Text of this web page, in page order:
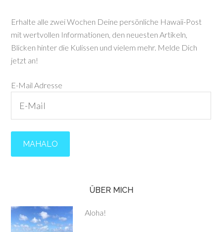
Erhalte alle zwei Wochen Deine persönliche Hawaii-Post
mit wertvollen Informationen, den neuesten Artikeln,
Blicken hinter die Kulissen und vielem mehr. Melde Dich
jetzt an!
E-Mail Adresse
ÜBER MICH
Aloha!